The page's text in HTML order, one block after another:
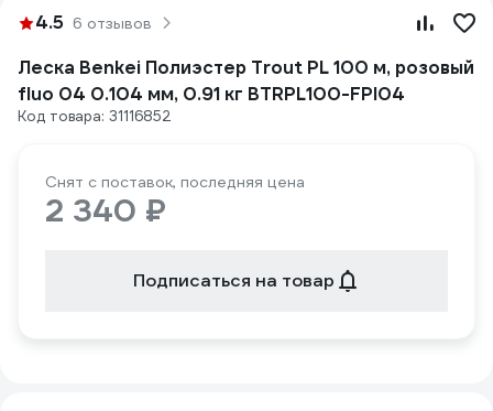
4.5 6 отзывов
Леска Benkei Полиэстер Trout PL 100 м, розовый
fluo 04 0.104 мм, 0.91 кг BTRPL100-FPI04
Код товара: 31116852
Снят с поставок, последняя цена
2 340 ₽
Подписаться на товар